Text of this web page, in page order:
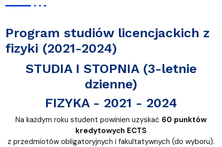
Program studiów licencjackich z
fizyki (2021-2024)
STUDIA I STOPNIA (3-letnie
dzienne)
FIZYKA - 2021 - 2024
Na każdym roku student powinien uzyskać 60 punktów
kredytowych ECTS
z przedmiotów obligatoryjnych i fakultatywnych (do wyboru).